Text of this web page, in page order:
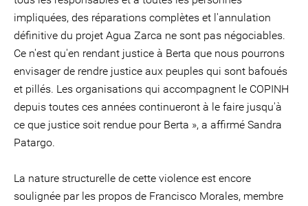
impliquées, des réparations complètes et l'annulation
définitive du projet Agua Zarca ne sont pas négociables.
Ce n'est qu'en rendant justice à Berta que nous pourrons
envisager de rendre justice aux peuples qui sont bafoués
et pillés. Les organisations qui accompagnent le COPINH
depuis toutes ces années continueront à le faire jusqu'à
ce que justice soit rendue pour Berta », a affirmé Sandra
Patargo.
La nature structurelle de cette violence est encore
soulignée par les propos de Francisco Morales, membre